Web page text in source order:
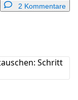
2 Kommentare